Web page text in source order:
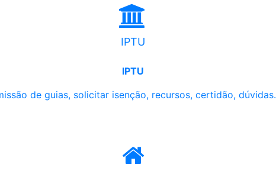
IPTU
IPTU
de guias, solicitar isenção, recursos, certidão, dúvidas.